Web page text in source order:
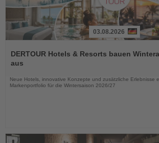
Sie
die
03.08.2026
DERTOUR Hotels & Resorts bauen
aus
Neue Hotels, innovative Konzepte und zusätzliche Erlebnisse
Markenportfolio für die Wintersaison 2026/27